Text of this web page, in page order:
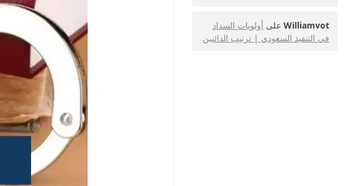
Williamvot على أولويات السداد
في التنفيذ السعودي | ترتيب الدائنين